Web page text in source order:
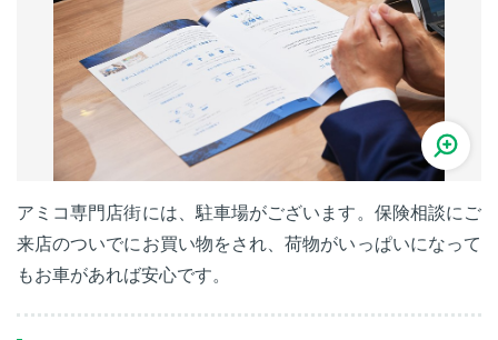
アミコ専門店街には、駐車場がございます。保険相談にご
来店のついでにお買い物をされ、荷物がいっぱいになって
もお車があれば安心です。